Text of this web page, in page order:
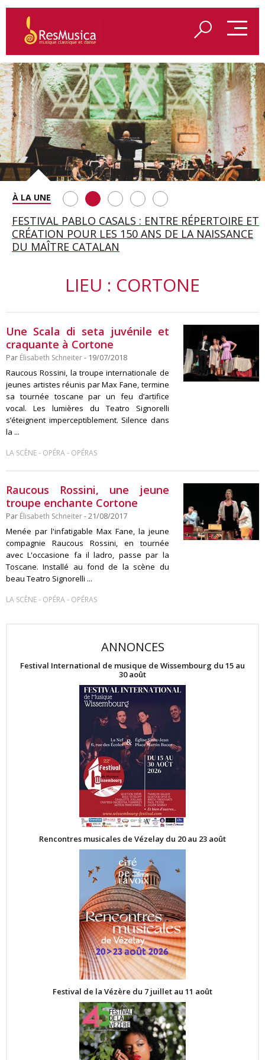
SAINT FRANÇOIS D’ASSISE À SALZBOURG, UNE
SOIRÉE IMMENSE PORTÉE PAR ROMEO
CASTELLUCCI ET MAXIME PASCAL
FESTIVAL PABLO CASALS : ENTRE RÉPERTOIRE ET
CRÉATION POUR LES 150 ANS DE LA NAISSANCE
DU MAÎTRE CATALAN
A BAYREUTH, LE 150E ANNIVERSAIRE DU RING
WAGNÉRIEN GÉNÉRÉ PAR L’IA
BETSY JOLAS FÊTE SON CENTIÈME
ANNIVERSAIRE
GEORGE BENJAMIN : « MES PARENTS AVAIENT
CETTE EXIGENCE DE L’OBJET CISELÉ »
LIEU : CORTONE
Une Scala di seta juvénile et
craquante à Cortone
Par Élisabeth Schneiter- 19/07/2018
Raucous Rossini, la troupe internationale de
jeunes artistes réunis par Max Fane, termine
sa tournée toscane par un feu d’artifice
vocal. Les lumières du Teatro Signorelli
s’éteignent imperceptiblement. Silence dans
la ...
LA SCÈNE- OPÉRA- OPÉRAS
Raucous Rossini, une jeune
troupe enchante Cortone
Par Élisabeth Schneiter- 21/08/2017
Menée par l'infatigable Max Fane, la jeune
compagnie Raucous Rossini, en tournée
avec L'occasione fa il ladro, passe par la
Toscane. Installé au fond de la scène du
beau Teatro Signorelli ...
LA SCÈNE- OPÉRA- OPÉRAS
ANNONCES
Festival International de musique de Wissembourg du 15 au
30 août
Rencontres musicales de Vézelay du 20 au 23 août
Festival de la Vézère du 7 juillet au 11 août